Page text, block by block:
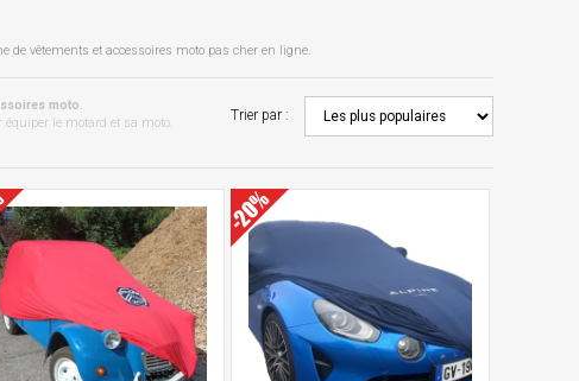
de vêtements et accessoires moto pas cher en ligne.
Trier par :
moto.
le motard et sa moto.